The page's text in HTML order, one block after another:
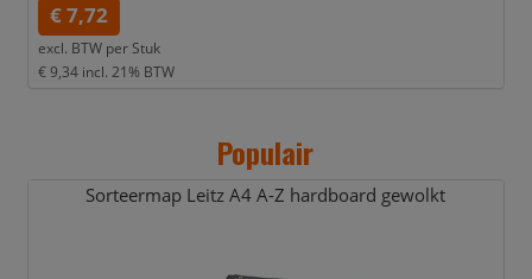
€ 7,72
excl. BTW per Stuk
€ 9,34 incl. 21% BTW
Populair
Sorteermap Leitz A4 A-Z hardboard gewolkt